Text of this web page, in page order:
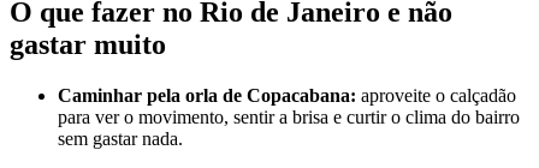
O que fazer no Rio de Janeiro e não
gastar muito
Caminhar pela orla de Copacabana: aproveite o calçadão
para ver o movimento, sentir a brisa e curtir o clima do bairro
sem gastar nada.